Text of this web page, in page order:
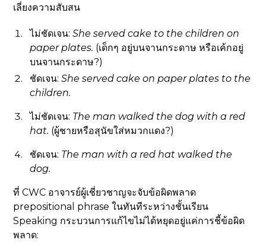
เลี่ยงความสับสน
ไม่ชัดเจน:She served cake to the childrenon
paper plates. (เด็กๆ อยู่บนจานกระดาษ หรือเค้กอยู่
บนจานกระดาษ?)
ชัดเจน:She served cakeon paper plates to the
children.
ไม่ชัดเจน: The man walked the dog with a red
hat. (ผู้ชายหรือสุนัขใส่หมวกแดง?)
ชัดเจน: The man with a red hat walked the
dog.
ที่ CWC อาจารย์ผู้เชี่ยวชาญจะจับข้อผิดพลาด
prepositional phrase ในทันทีระหว่างชั้นเรียน
Speaking กระบวนการแก้ไขไม่ได้หยุดอยู่แค่การชี้ข้อผิด
พลาด: